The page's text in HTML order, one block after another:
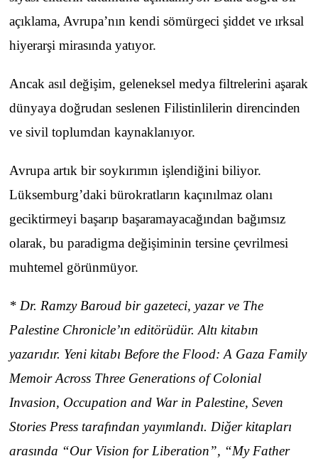
açıklama, Avrupa’nın kendi sömürgeci şiddet ve ırksal
hiyerarşi mirasında yatıyor.
Ancak asıl değişim, geleneksel medya filtrelerini aşarak
dünyaya doğrudan seslenen Filistinlilerin direncinden
ve sivil toplumdan kaynaklanıyor.
Avrupa artık bir soykırımın işlendiğini biliyor.
Lüksemburg’daki bürokratların kaçınılmaz olanı
geciktirmeyi başarıp başaramayacağından bağımsız
olarak, bu paradigma değişiminin tersine çevrilmesi
muhtemel görünmüyor.
* Dr. Ramzy Baroud bir gazeteci, yazar ve The
Palestine Chronicle’ın editörüdür. Altı kitabın
yazarıdır. Yeni kitabı Before the Flood: A Gaza Family
Memoir Across Three Generations of Colonial
Invasion, Occupation and War in Palestine, Seven
Stories Press tarafından yayımlandı. Diğer kitapları
arasında “Our Vision for Liberation”, “My Father